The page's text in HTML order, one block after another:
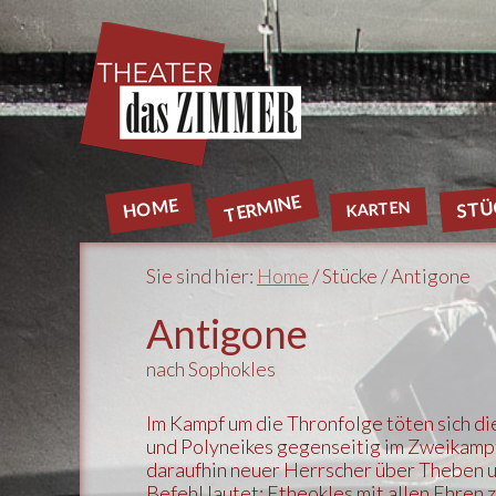
HOME TERMINE KARTEN
Sie sind hier: Home/ Stücke / Antigone
Antigone
nach Sophokles
Im Kampf um die Thronfolge töten sich
und Polyneikes gegenseitig im
daraufhin neuer Herrscher über Theben